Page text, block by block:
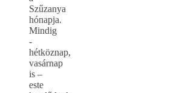
Szűzanya
hónapja.
Mindig
-
hétköznap,
vasárnap
is –
este